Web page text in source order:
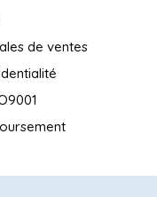
de ventes